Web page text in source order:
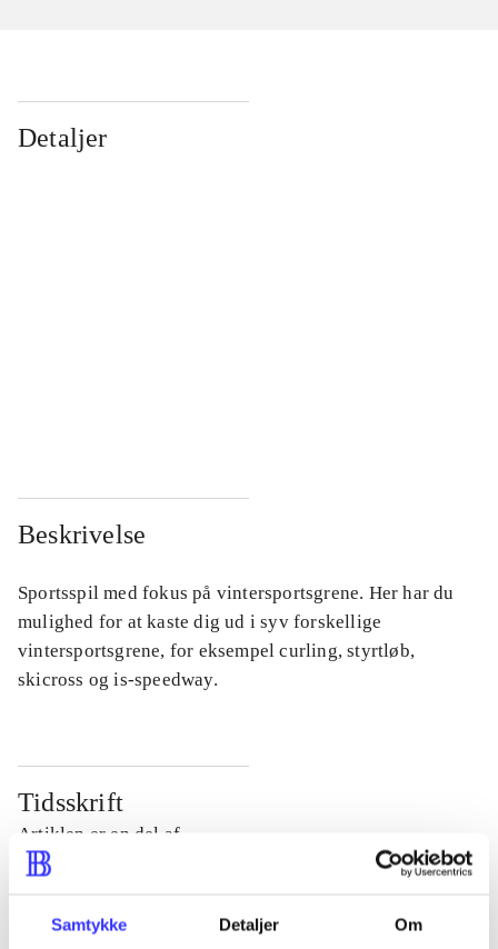
Samtykke Detaljer Om
Detaljer
Beskrivelse
Sportsspil med fokus på vintersportsgrene. Her har du
mulighed for at kaste dig ud i syv forskellige
vintersportsgrene, for eksempel curling, styrtløb,
skicross og is-speedway.
Tidsskrift
Artiklen er en del af
Tidsskrift